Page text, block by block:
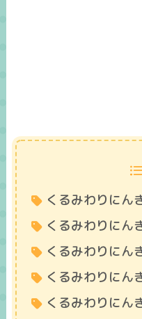
くるみわりにん
くるみわりにん
くるみわりにん
くるみわりにん
くるみわりにん